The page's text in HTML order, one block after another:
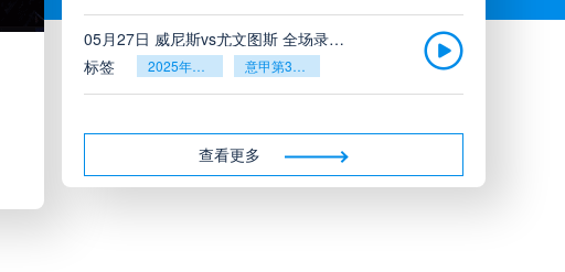
05月27日 威尼斯vs尤文图斯 全场录像回放
标签
2025年5月26日 意甲第38轮
查看更多